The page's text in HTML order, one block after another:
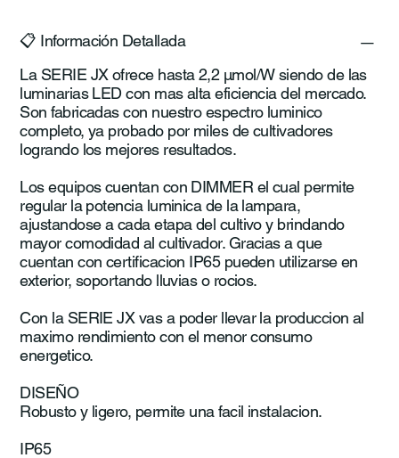
📋 Información Detallada
La SERIE JX ofrece hasta 2,2 µmol/W siendo de las
luminarias LED con mas alta eficiencia del mercado.
Son fabricadas con nuestro espectro luminico
completo, ya probado por miles de cultivadores
logrando los mejores resultados.
Los equipos cuentan con DIMMER el cual permite
regular la potencia luminica de la lampara,
ajustandose a cada etapa del cultivo y brindando
mayor comodidad al cultivador. Gracias a que
cuentan con certificacion IP65 pueden utilizarse en
exterior, soportando lluvias o rocios.
Con la SERIE JX vas a poder llevar la produccion al
maximo rendimiento con el menor consumo
energetico.
DISEÑO
Robusto y ligero, permite una facil instalacion.
IP65